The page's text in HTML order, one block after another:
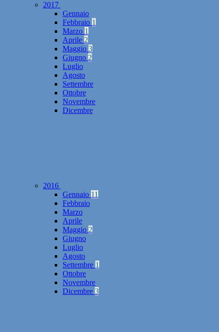
2017
Gennaio
Febbraio 1
Marzo 1
Aprile 2
Maggio 3
Giugno 2
Luglio
Agosto
Settembre
Ottobre
Novembre
Dicembre
2016
Gennaio 11
Febbraio
Marzo
Aprile
Maggio 2
Giugno
Luglio
Agosto
Settembre 1
Ottobre
Novembre
Dicembre 3